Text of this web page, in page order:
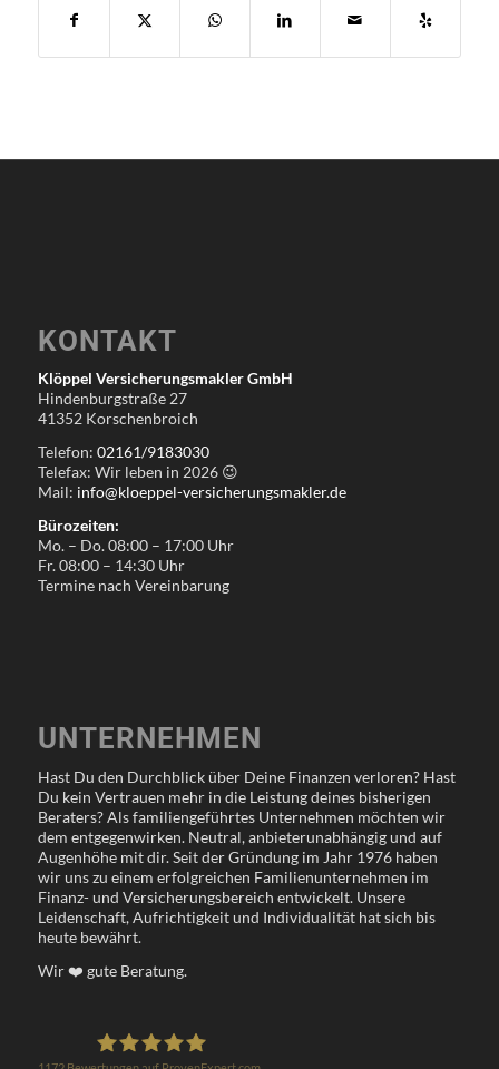
KONTAKT
Klöppel Versicherungsmakler GmbH
Hindenburgstraße 27
41352 Korschenbroich
Telefon: 02161/9183030
Telefax: Wir leben in 2026 😉
Mail: info@kloeppel-versicherungsmakler.de
Bürozeiten:
Mo. – Do. 08:00 – 17:00 Uhr
Fr. 08:00 – 14:30 Uhr
Termine nach Vereinbarung
UNTERNEHMEN
Hast Du den Durchblick über Deine Finanzen verloren? Hast
Du kein Vertrauen mehr in die Leistung deines bisherigen
Beraters? Als familiengeführtes Unternehmen möchten wir
dem entgegenwirken. Neutral, anbieterunabhängig und auf
Augenhöhe mit dir. Seit der Gründung im Jahr 1976 haben
wir uns zu einem erfolgreichen Familienunternehmen im
Finanz- und Versicherungsbereich entwickelt. Unsere
Leidenschaft, Aufrichtigkeit und Individualität hat sich bis
heute bewährt.
Wir❤️ gute Beratung.